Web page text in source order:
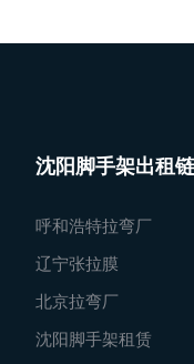
沈阳脚手架出租
呼和浩特拉弯厂
辽宁张拉膜
北京拉弯厂
沈阳脚手架租赁